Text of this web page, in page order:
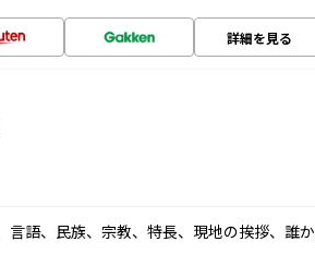
詳細を見る
語、民族、宗教、特長、現地の挨拶、誰か